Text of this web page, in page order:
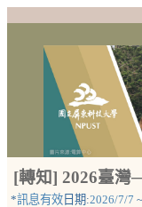
[轉知] 2026臺灣
*訊息有效 日期:2026/7/7 ~